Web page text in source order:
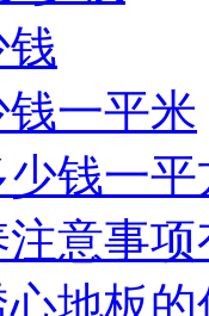
一平米
钱一平
意事
地板